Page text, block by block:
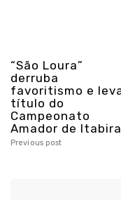
“São Loura”
derruba
favoritismo e
título do
Campeonato
Amador de Itabira
Previous post